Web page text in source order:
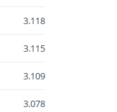
3.118
3.115
3.109
3.078